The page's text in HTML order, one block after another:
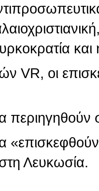
VR, οι
στον
τον
Λευκωσία.